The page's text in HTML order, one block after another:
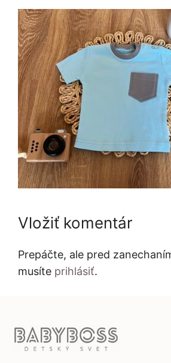
Vložiť komentár
Prepáčte, ale pred
musíte prihlásiť.